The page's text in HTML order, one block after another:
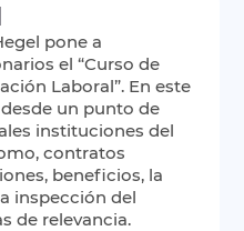
pone a
el “Curso de
Laboral”. En este
un punto de
instituciones del
contratos
beneficios, la
inspección del
de relevancia.